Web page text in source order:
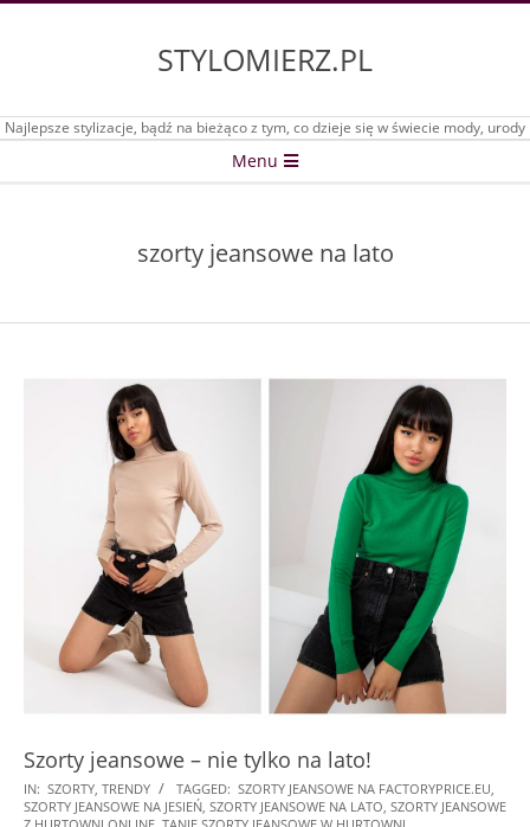
STYLOMIERZ.PL
Najlepsze stylizacje, bądź na bieżąco z tym, co dzieje się w świecie mody, urody
Menu
szorty jeansowe na lato
Szorty jeansowe – nie tylko na lato!
2022-
08-
IN: SZORTY TRENDY TAGGED: SZORTY JEANSOWE NA FACTORYPRICE.EU
SZORTY JEANSOWE NA JESIEŃ SZORTY JEANSOWE NA LATO SZORTY JEANSOWE